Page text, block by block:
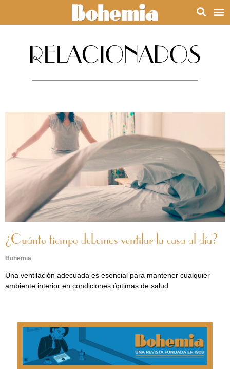
RELACIONADOS
¿Cuánto tiempo debemos ventilar la casa al día?
Bohemia
Una ventilación adecuada es esencial para mantener cualquier
ambiente interior en condiciones óptimas de salud